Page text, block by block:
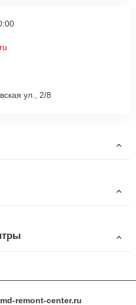
ул., 2/8
remont-center.ru